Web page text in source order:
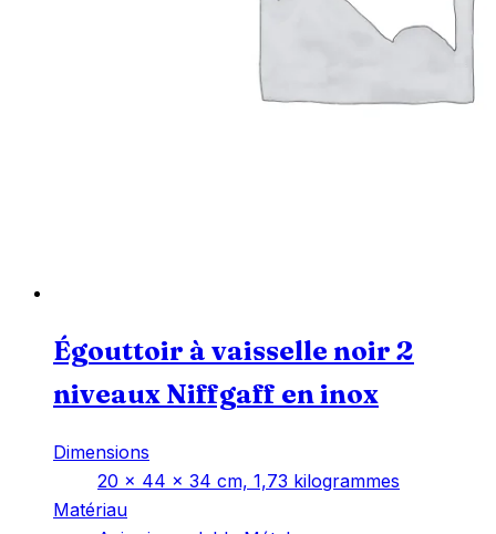
Égouttoir à vaisselle noir 2
niveaux Niffgaff en inox
Dimensions
‎20 x 44 x 34 cm, 1,73 kilogrammes
Matériau